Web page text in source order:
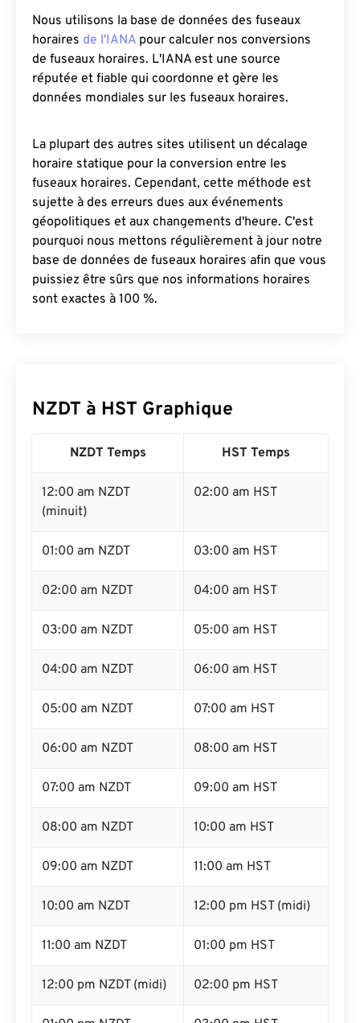
Nous utilisons la base de données des fuseaux
horaires de l'IANA pour calculer nos conversions
de fuseaux horaires. L'IANA est une source
réputée et fiable qui coordonne et gère les
données mondiales sur les fuseaux horaires.
La plupart des autres sites utilisent un décalage
horaire statique pour la conversion entre les
fuseaux horaires. Cependant, cette méthode est
sujette à des erreurs dues aux événements
géopolitiques et aux changements d'heure. C'est
pourquoi nous mettons régulièrement à jour notre
base de données de fuseaux horaires afin que vous
puissiez être sûrs que nos informations horaires
sont exactes à 100 %.
NZDT à HST Graphique
NZDT Temps HST Temps
12:00 am NZDT
(minuit)
02:00 am HST
01:00 am NZDT 03:00 am HST
02:00 am NZDT 04:00 am HST
03:00 am NZDT 05:00 am HST
04:00 am NZDT 06:00 am HST
05:00 am NZDT 07:00 am HST
06:00 am NZDT 08:00 am HST
07:00 am NZDT 09:00 am HST
08:00 am NZDT 10:00 am HST
09:00 am NZDT 11:00 am HST
10:00 am NZDT 12:00 pm HST (midi)
11:00 am NZDT 01:00 pm HST
12:00 pm NZDT (midi) 02:00 pm HST